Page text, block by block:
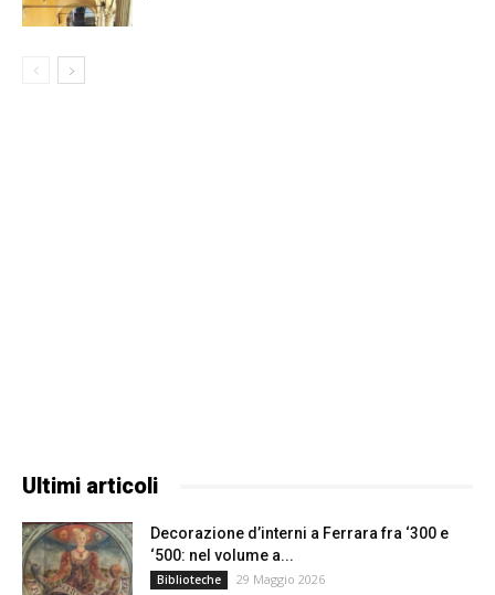
Ultimi articoli
Decorazione d’interni a Ferrara fra ‘300 e
‘500: nel volume a...
Biblioteche 29 Maggio 2026